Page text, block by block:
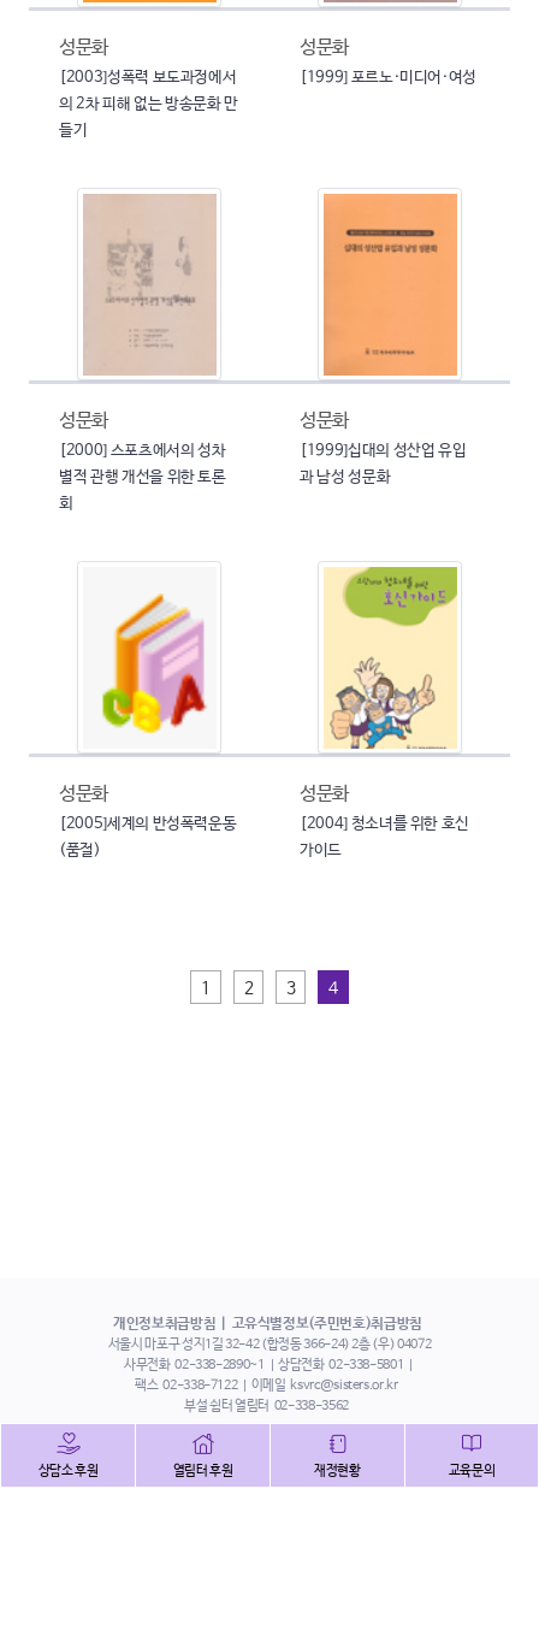
성문화
[2003]성폭력 보도과정에서
의 2차 피해 없는 방송문화 만
들기
성문화
[1999] 포르노·미디어·여성
성문화
[2000] 스포츠에서의 성차
별적 관행 개선을 위한 토론
회
성문화
[1999]십대의 성산업 유입
과 남성 성문화
성문화
[2005]세계의 반성폭력운동
(품절)
성문화
[2004] 청소녀를 위한 호신
가이드
1 2 3 4
개인정보취급방침 고유식별정보(주민번호)취급방침
서울시 마포구 성지1길 32-42 (합정동 366-24) 2층 (우) 04072
사무전화 02-338-2890~1 상담전화 02-338-5801
팩스 02-338-7122 이메일 ksvrc@sisters.or.kr
부설 쉼터 열림터 02-338-3562
상담소 후원 열림터 후원 재정현황 교육문의